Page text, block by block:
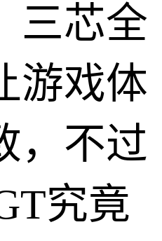
三芯全
游戏体
，不过
究竟